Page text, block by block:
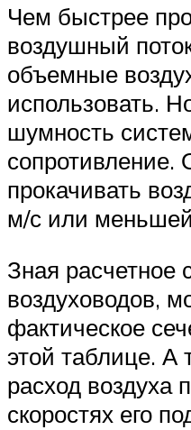
Чем быстрее
воздушный
объемные
использовать.
шумность
сопротивление.
прокачивать
м/с или
Зная расчетное
воздуховодов,
фактическое
этой таблице. А
расход воздуха
скоростях его